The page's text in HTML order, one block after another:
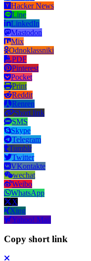
Hacker News
Line
LinkedIn
Mastodon
Mix
Odnoklassniki
PDF
Pinterest
Pocket
Print
Reddit
Renren
Short link
SMS
Skype
Telegram
Tumblr
Twitter
VKontakte
wechat
Weibo
WhatsApp
X
Xing
Yahoo! Mail
Copy short link